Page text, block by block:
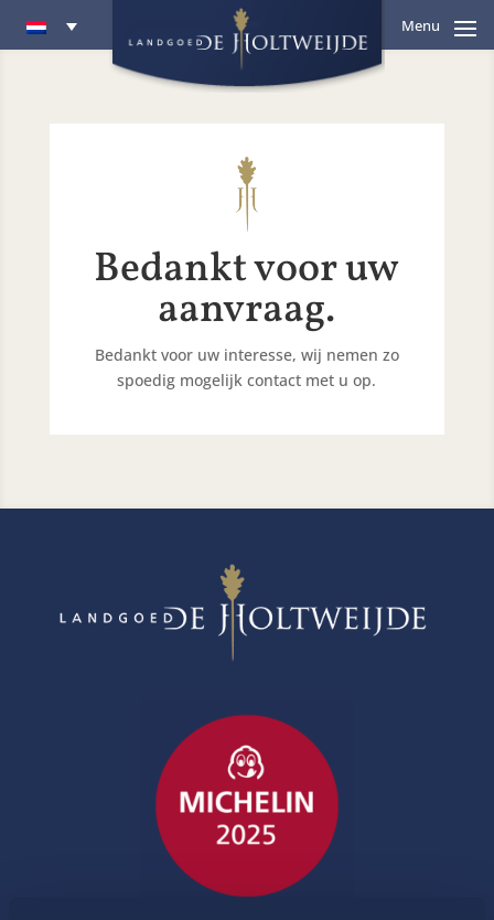
Menu
Bedankt voor uw
aanvraag.
Bedankt voor uw interesse, wij nemen zo
spoedig mogelijk contact met u op.